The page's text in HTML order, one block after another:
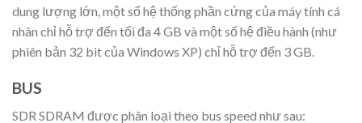
dung lượng lớn, một số hệ thống phần cứng của máy tính cá
nhân chỉ hỗ trợ đến tối đa 4 GB và một số hệ điều hành (như
phiên bản 32 bit của Windows XP) chỉ hỗ trợ đến 3 GB.
BUS
SDR SDRAM được phân loại theo bus speed như sau: